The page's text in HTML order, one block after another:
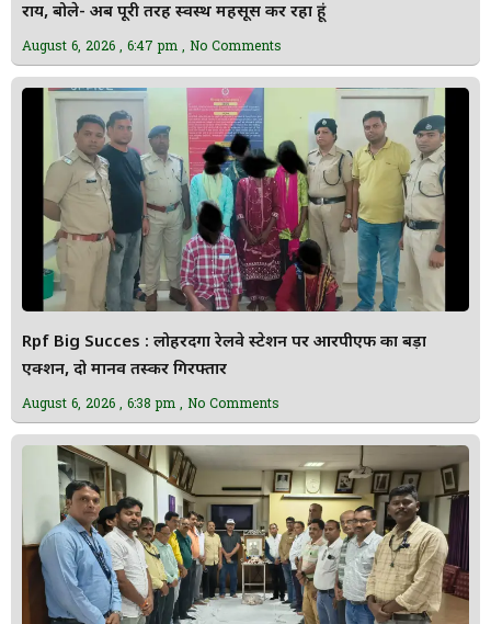
राय, बोले- अब पूरी तरह स्वस्थ महसूस कर रहा हूं
August 6, 2026 6:47 pm No Comments
Rpf Big Succes : लोहरदगा रेलवे स्टेशन पर आरपीएफ का बड़ा
एक्शन, दो मानव तस्कर गिरफ्तार
August 6, 2026 6:38 pm No Comments